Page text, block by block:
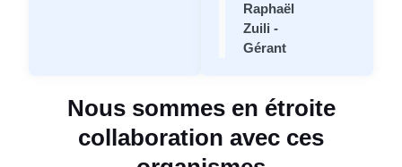
Raphaël
Zuili -
Gérant
Nous sommes en étroite
collaboration avec ces